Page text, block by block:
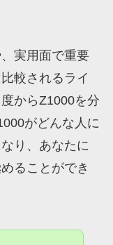
実用面で重要
較されるライ
からZ1000を分
がどんな人に
り、あなたに
ることができ